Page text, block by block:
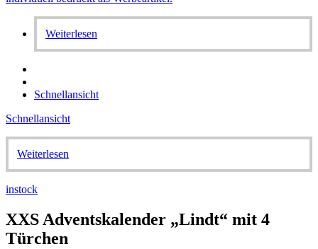
Weiterlesen
Schnellansicht
Schnellansicht
Weiterlesen
instock
XXS Adventskalender „Lindt“ mit 4
Türchen